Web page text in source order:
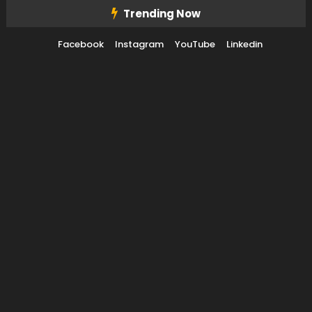
Trending Now
Facebook Instagram YouTube Linkedin